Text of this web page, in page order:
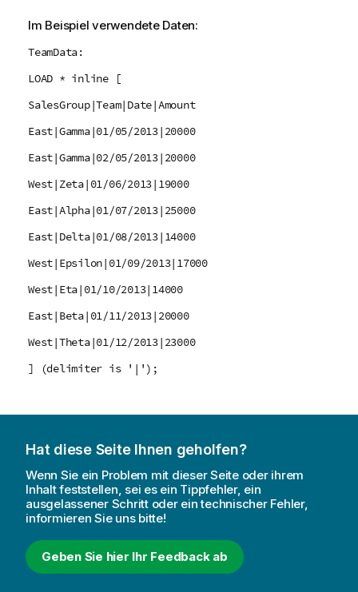
Im Beispiel verwendete Daten:
TeamData:
LOAD * inline [
SalesGroup|Team|Date|Amount
East|Gamma|01/05/2013|20000
East|Gamma|02/05/2013|20000
West|Zeta|01/06/2013|19000
East|Alpha|01/07/2013|25000
East|Delta|01/08/2013|14000
West|Epsilon|01/09/2013|17000
West|Eta|01/10/2013|14000
East|Beta|01/11/2013|20000
West|Theta|01/12/2013|23000
] (delimiter is '|');
Hat diese Seite Ihnen geholfen?
Wenn Sie ein Problem mit dieser Seite oder ihrem
Inhalt feststellen, sei es ein Tippfehler, ein
ausgelassener Schritt oder ein technischer Fehler,
informieren Sie uns bitte!
Geben Sie hier Ihr Feedback ab